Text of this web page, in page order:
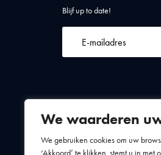
We waarderen
We gebruiken cookies om uw
‘Akkoord’ te klikken, stemt u in met
Blijf up to date!
Algemene voorwaarden